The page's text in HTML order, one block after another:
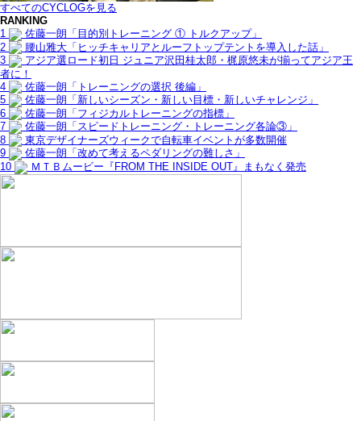
すべてのCYCLOGを見る
RANKING
1
佐藤一朗「目的別トレーニング ① トルクアップ」
2
腰山雅大「ヒッチキャリアとルーフトップテントを導入した話」
3
アジア選ロード初日 ジュニア沢田桂太郎・梶原悠未が揃ってアジア王
者に！
4
佐藤一朗「トレーニングの選択 後編」
5
佐藤一朗「新しいシーズン・新しい目標・新しいチャレンジ」
6
佐藤一朗「フィジカルトレーニングの指標」
7
佐藤一朗「スピードトレーニング・トレーニング各論③」
8
東京デザイナーズウィークで自転車イベントが多数開催
9
佐藤一朗「改めて考えるペダリングの難しさ」
10
ＭＴＢムービー『FROM THE INSIDE OUT』まもなく発売